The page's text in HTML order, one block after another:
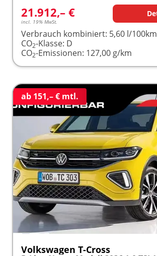
21.912,– €
incl. 19% MwSt.
Verbrauch kombiniert: 5,60 l/100km
CO2-Klasse: D
CO2-Emissionen: 127,00 g/km
ab 151,– € mtl.
Volkswagen T-Cross